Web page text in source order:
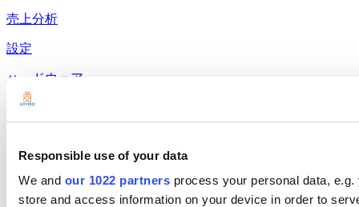
Responsible use of your data
We and our 1022 partners process your personal data,
store and access information on your device in order to
売上分析
設定
ハードウェア
支払い
Loyverse POS
ダッシュボード